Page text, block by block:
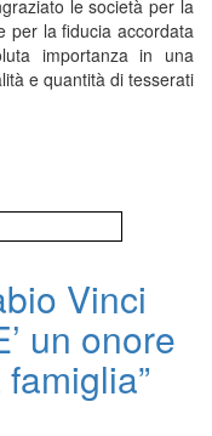
le società per la
per la fiducia accordata
importanza in una
e quantità di tesserati
Vinci
un onore